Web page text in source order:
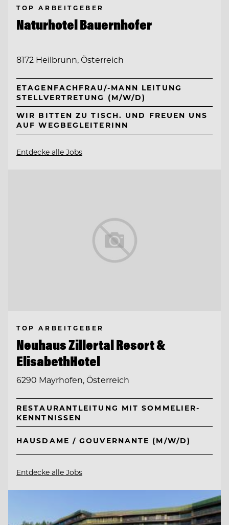
TOP ARBEITGEBER
Naturhotel Bauernhofer
8172 Heilbrunn, Österreich
ETAGENFACHFRAU/-MANN LEITUNG
STELLVERTRETUNG (M/W/D)
WIR BITTEN ZU TISCH. UND FREUEN UNS
AUF WEGBEGLEITERINN
Entdecke alle Jobs
TOP ARBEITGEBER
Neuhaus Zillertal Resort &
ElisabethHotel
6290 Mayrhofen, Österreich
RESTAURANTLEITUNG MIT SOMMELIER-
KENNTNISSEN
HAUSDAME / GOUVERNANTE (M/W/D)
Entdecke alle Jobs